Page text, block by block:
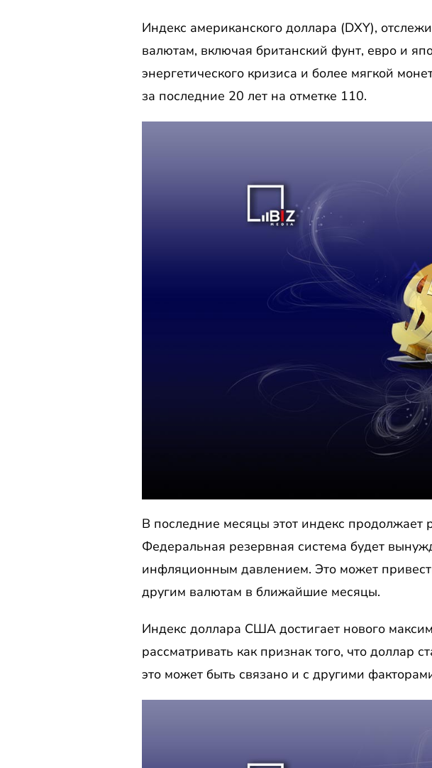
Индекс американского доллара (DXY),
валютам, включая британский фунт, евро и
энергетического кризиса и более мягкой
за последние 20 лет на отметке 110.
В последние месяцы этот индекс продолжает
Федеральная резервная система будет
инфляционным давлением. Это может
другим валютам в ближайшие месяцы.
Индекс доллара США достигает нового
рассматривать как признак того, что доллар
это может быть связано и с другими